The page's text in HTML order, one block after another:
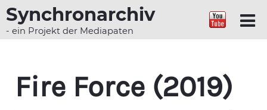
Synchronarchiv
- ein Projekt der Mediapaten
Fire Force (2019)